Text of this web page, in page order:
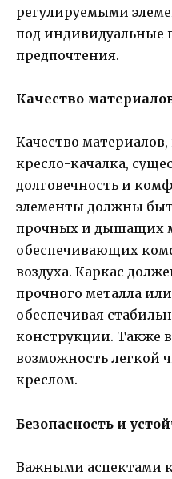
регулируемыми
под индивидуальные
предпочтения.
Качество
Качество
кресло-качалка,
долговечность и
элементы должны
прочных и дышащих
обеспечивающих
воздуха. Каркас
прочного металла
обеспечивая
конструкции. Также
возможность легкой
креслом.
Безопасность и
Важными аспектами